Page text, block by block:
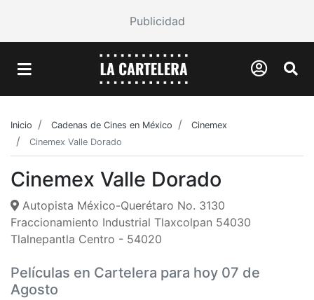
Publicidad
Inicio Cadenas de Cines en México
Cinemex
Cinemex Valle Dorado
Cinemex Valle Dorado
Autopista México-Querétaro No. 3130
Fraccionamiento Industrial Tlaxcolpan 54030
Tlalnepantla Centro - 54020
Películas en Cartelera para hoy 07 de
Agosto